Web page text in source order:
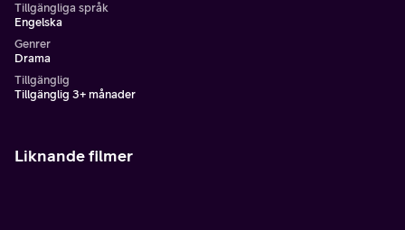
Tillgängliga språk
Engelska
Genrer
Drama
Tillgänglig
Tillgänglig 3+ månader
Liknande filmer